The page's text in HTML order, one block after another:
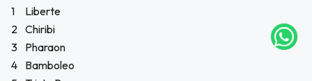
web
1
Liberte
2 Chiribi
3 Pharaon
4 Bamboleo